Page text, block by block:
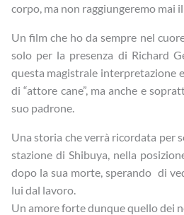
corpo, ma non raggiungeremo mai
Un film che ho da sempre nel
solo per la presenza di Richard
questa magistrale interpretazione
di “attore cane”, ma anche e
suo padrone.
Una storia che verrà ricordata per
stazione di Shibuya, nella
dopo la sua morte, sperando di
lui dal lavoro.
Un amore forte dunque quello dei